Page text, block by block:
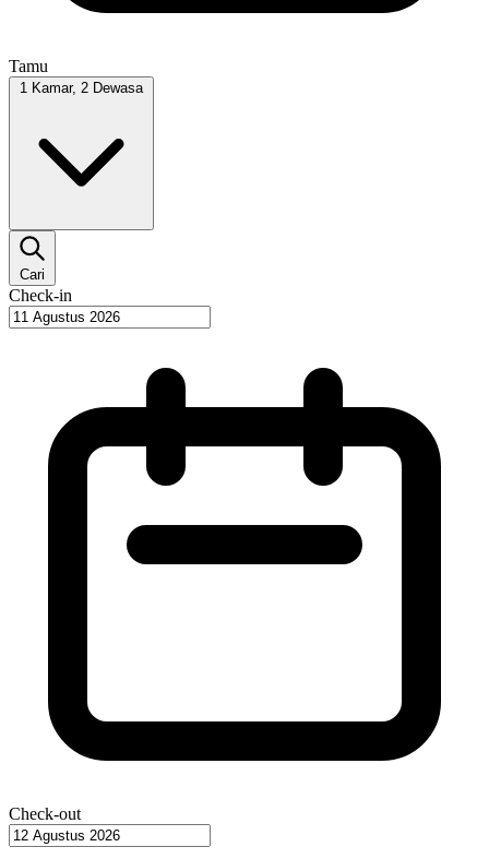
Tamu
1 Kamar, 2 Dewasa
Cari
Check-in
Check-out